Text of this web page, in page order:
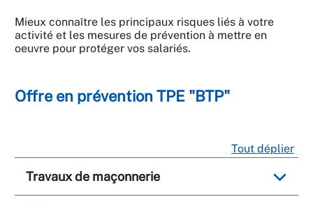
Mieux connaître les principaux risques liés à votre
activité et les mesures de prévention à mettre en
oeuvre pour protéger vos salariés.
Offre en prévention TPE "BTP"
Tout déplier
Travaux de maçonnerie